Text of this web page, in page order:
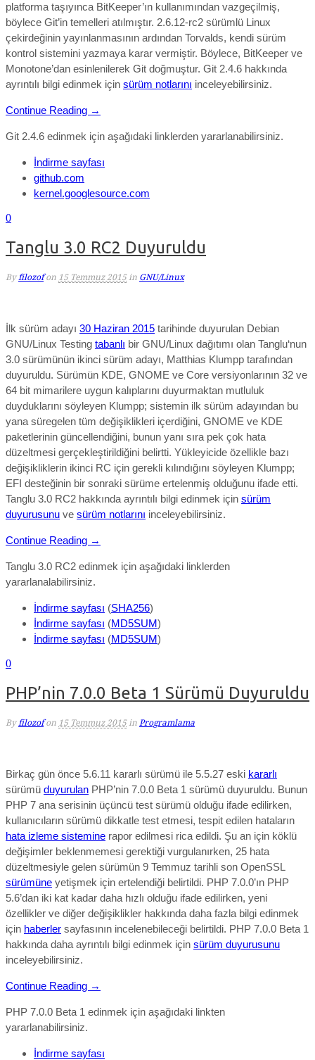
platforma taşıyınca BitKeeper’ın kullanımından vazgeçilmiş,
böylece Git’in temelleri atılmıştır. 2.6.12-rc2 sürümlü Linux
çekirdeğinin yayınlanmasının ardından Torvalds, kendi sürüm
kontrol sistemini yazmaya karar vermiştir. Böylece, BitKeeper ve
Monotone’dan esinlenilerek Git doğmuştur. Git 2.4.6 hakkında
ayrıntılı bilgi edinmek için sürüm notlarını inceleyebilirsiniz.
Continue Reading →
Git 2.4.6 edinmek için aşağıdaki linklerden yararlanabilirsiniz.
İndirme sayfası
github.com
kernel.googlesource.com
0
Tanglu 3.0 RC2 Duyuruldu
By filozof on 15 Temmuz 2015 in GNU/Linux
İlk sürüm adayı 30 Haziran 2015 tarihinde duyurulan Debian
GNU/Linux Testing tabanlı bir GNU/Linux dağıtımı olan Tanglu‘nun
3.0 sürümünün ikinci sürüm adayı, Matthias Klumpp tarafından
duyuruldu. Sürümün KDE, GNOME ve Core versiyonlarının 32 ve
64 bit mimarilere uygun kalıplarını duyurmaktan mutluluk
duyduklarını söyleyen Klumpp; sistemin ilk sürüm adayından bu
yana süregelen tüm değişiklikleri içerdiğini, GNOME ve KDE
paketlerinin güncellendiğini, bunun yanı sıra pek çok hata
düzeltmesi gerçekleştirildiğini belirtti. Yükleyicide özellikle bazı
değişikliklerin ikinci RC için gerekli kılındığını söyleyen Klumpp;
EFI desteğinin bir sonraki sürüme ertelenmiş olduğunu ifade etti.
Tanglu 3.0 RC2 hakkında ayrıntılı bilgi edinmek için sürüm
duyurusunu ve sürüm notlarını inceleyebilirsiniz.
Continue Reading →
Tanglu 3.0 RC2 edinmek için aşağıdaki linklerden
yararlanalabilirsiniz.
İndirme sayfası (SHA256)
İndirme sayfası (MD5SUM)
İndirme sayfası (MD5SUM)
0
PHP’nin 7.0.0 Beta 1 Sürümü Duyuruldu
By filozof on 15 Temmuz 2015 in Programlama
Birkaç gün önce 5.6.11 kararlı sürümü ile 5.5.27 eski kararlı
sürümü duyurulan PHP’nin 7.0.0 Beta 1 sürümü duyuruldu. Bunun
PHP 7 ana serisinin üçüncü test sürümü olduğu ifade edilirken,
kullanıcıların sürümü dikkatle test etmesi, tespit edilen hataların
hata izleme sistemine rapor edilmesi rica edildi. Şu an için köklü
değişimler beklenmemesi gerektiği vurgulanırken, 25 hata
düzeltmesiyle gelen sürümün 9 Temmuz tarihli son OpenSSL
sürümüne yetişmek için ertelendiği belirtildi. PHP 7.0.0’ın PHP
5.6’dan iki kat kadar daha hızlı olduğu ifade edilirken, yeni
özellikler ve diğer değişiklikler hakkında daha fazla bilgi edinmek
için haberler sayfasının incelenebileceği belirtildi. PHP 7.0.0 Beta 1
hakkında daha ayrıntılı bilgi edinmek için sürüm duyurusunu
inceleyebilirsiniz.
Continue Reading →
PHP 7.0.0 Beta 1 edinmek için aşağıdaki linkten
yararlanabilirsiniz.
İndirme sayfası